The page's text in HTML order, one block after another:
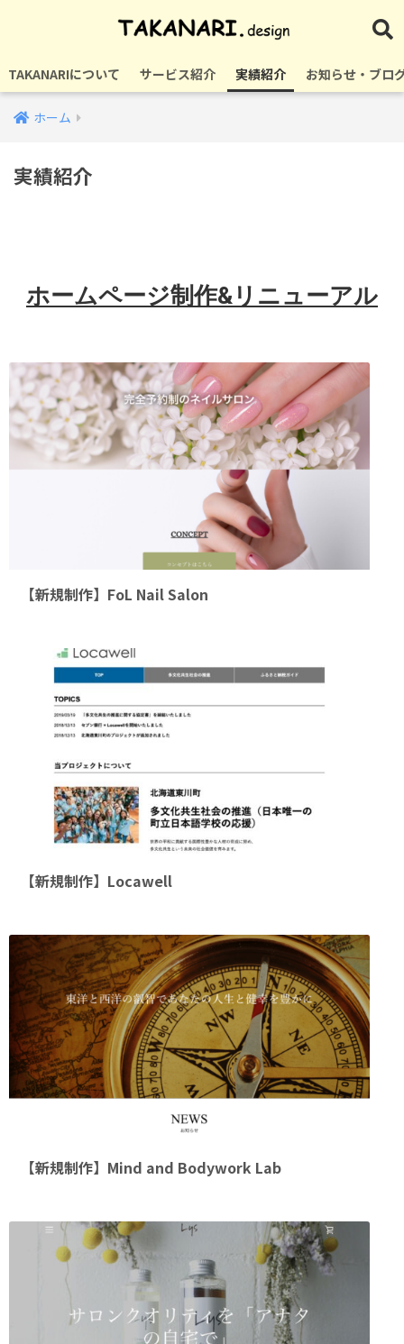
TAKANARIについて サービス紹介 実績紹介 お知らせ・ブロ
ホーム
実績紹介
ホームページ制作&リニューアル
【新規制作】FoL Nail Salon
【新規制作】Locawell
【新規制作】Mind and Bodywork Lab